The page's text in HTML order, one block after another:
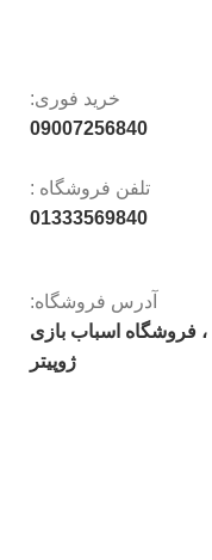
خرید فوری:
09007256840
تلفن فروشگاه :
01333569840
آدرس فروشگاه:
فروشگاه اسباب بازی
ژوپیتر